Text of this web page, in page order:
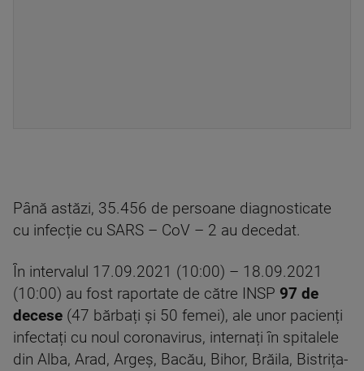
Până astăzi, 35.456 de persoane diagnosticate
cu infecție cu SARS – CoV – 2 au decedat.
În intervalul 17.09.2021 (10:00) – 18.09.2021
(10:00) au fost raportate de către INSP 97 de
decese (47 bărbați și 50 femei), ale unor pacienți
infectați cu noul coronavirus, internați în spitalele
din Alba, Arad, Argeș, Bacău, Bihor, Brăila, Bistrița-